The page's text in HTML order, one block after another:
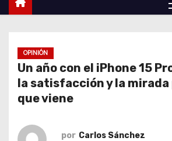
OPINIÓN
Un año con el iPhone 15
la satisfacción y la mirada
que viene
por Carlos Sánchez